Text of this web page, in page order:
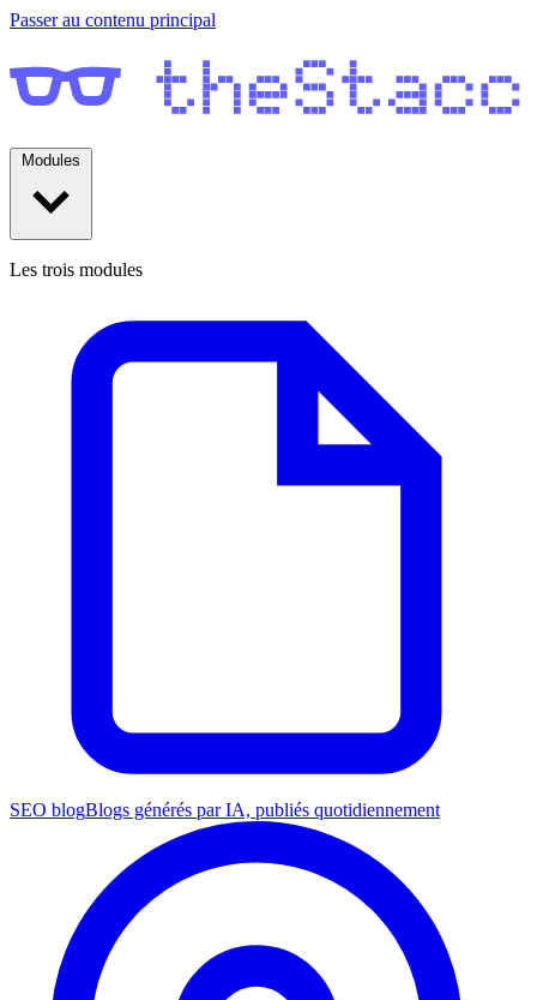
Passer au contenu principal
Les trois modules
SEO blogBlogs générés par IA, publiés quotidiennement